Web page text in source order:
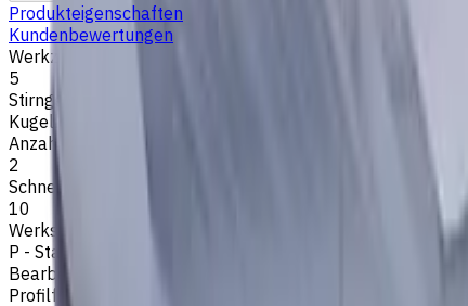
Produkteigenschaften
Kundenbewertungen
Werkzeugdurchmesser, mm
5
Stirngeometrie
Kugelkopf
Anzahl der Schneiden
2
Schneidenlänge, mm
10
Werkstückmaterial
P - Stahl
Bearbeitungsart
Profilfräsen